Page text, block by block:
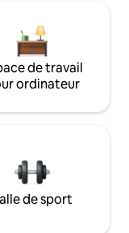
de travail
ordinateur
de sport